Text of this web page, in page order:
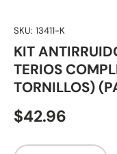
SKU: 13411-K
KIT
TERIOS
TORNILLOS)
$42.96
Cant.